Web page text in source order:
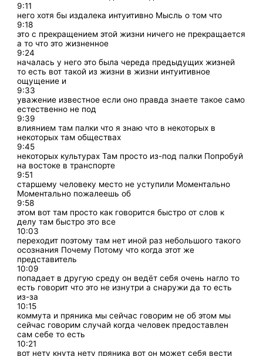
9:11
него хотя бы издалека интуитивно Мысль о том что
9:18
это с прекращением этой жизни ничего не прекращается
а то что это жизненное
9:24
началась у него это была череда предыдущих жизней
то есть вот такой из жизни в жизни интуитивное
ощущение и
9:33
уважение известное если оно правда знаете такое само
естественно не под
9:39
влиянием там палки что я знаю что в некоторых в
некоторых там обществах
9:45
некоторых культурах Там просто из-под палки Попробуй
на востоке в транспорте
9:51
старшему человеку место не уступили Моментально
Моментально пожалеешь об
9:58
этом вот там просто как говорится быстро от слов к
делу там быстро это все
10:03
переходит поэтому там нет иной раз небольшого такого
осознания Почему Потому что когда этот же
представитель
10:09
попадает в другую среду он ведёт себя очень нагло то
есть говорит что это не изнутри а снаружи да то есть
из-за
10:15
коммута и пряника мы сейчас говорим не об этом мы
сейчас говорим случай когда человек предоставлен
сам себе то есть
10:21
вот нету кнута нету пряника вот он может себя вести